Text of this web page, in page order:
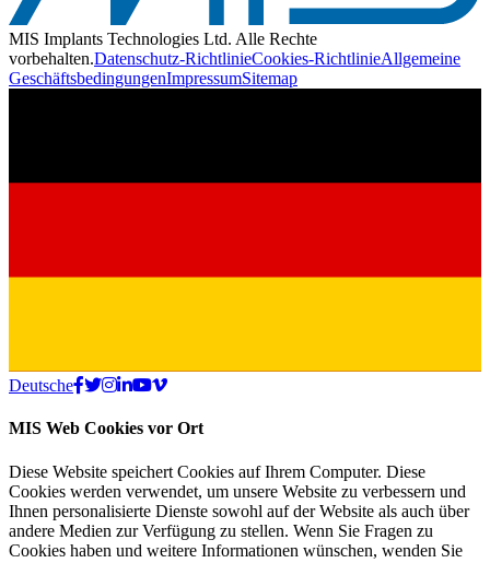
MIS Implants Technologies Ltd. Alle Rechte
vorbehalten.Datenschutz-RichtlinieCookies-RichtlinieAllgemeine
GeschäftsbedingungenImpressumSitemap
Deutsche
MIS Web Cookies vor Ort
Diese Website speichert Cookies auf Ihrem Computer. Diese
Cookies werden verwendet, um unsere Website zu verbessern und
Ihnen personalisierte Dienste sowohl auf der Website als auch über
andere Medien zur Verfügung zu stellen. Wenn Sie Fragen zu
Cookies haben und weitere Informationen wünschen, wenden Sie